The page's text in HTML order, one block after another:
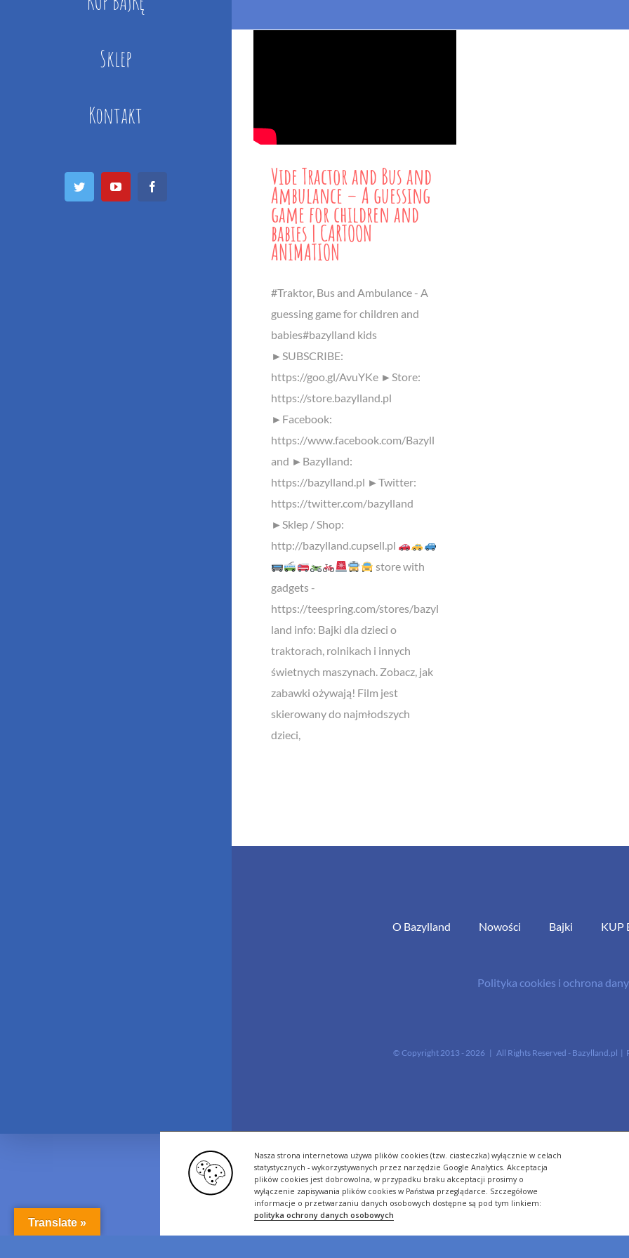
Nasza strona internetowa używa plików cookies (tzw. ciasteczka) wyłącznie w celach
statystycznych - wykorzystywanych przez narzędzie Google Analytics. Akceptacja
plików cookies jest dobrowolna, w przypadku braku akceptacji prosimy o
wyłączenie zapisywania plików cookies w Państwa przeglądarce. Szczegółowe
informacje o przetwarzaniu danych osobowych dostępne są pod tym linkiem:
polityka ochrony danych osobowych
Sklep
Kontakt
Twitter YouTube Vide Tractor and Bus and
Ambulance – A guessing
game for children and
babies | CARTOON
ANIMATION
#Traktor, Bus and Ambulance - A
guessing game for children and
babies#bazylland kids
►SUBSCRIBE:
https://goo.gl/AvuYKe ►Store:
https://store.bazylland.pl
►Facebook:
https://www.facebook.com/Bazyll
and ►Bazylland:
https://bazylland.pl ►Twitter:
https://twitter.com/bazylland
►Sklep / Shop:
http://bazylland.cupsell.pl
store with
gadgets -
https://teespring.com/stores/bazyl
land info: Bajki dla dzieci o
traktorach, rolnikach i innych
świetnych maszynach. Zobacz, jak
zabawki ożywają! Film jest
skierowany do najmłodszych
dzieci,
O Bazylland Nowości Bajki KUP
Polityka cookies i ochrona
© Copyright 2013 - 2026 | All Rights Reserved - Bazylland.pl |
Translate »